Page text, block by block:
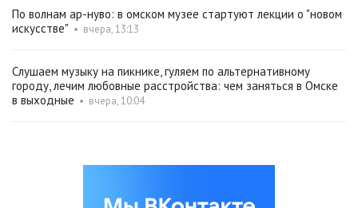
По волнам ар-нуво: в омском музее стартуют лекции о "новом
искусстве" • вчера, 13:13
Слушаем музыку на пикнике, гуляем по альтернативному
городу, лечим любовные расстройства: чем заняться в Омске
в выходные • вчера, 10:04